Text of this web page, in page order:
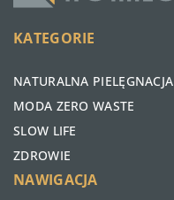
KATEGORIE
NATURALNA PIELĘGNACJA
MODA ZERO WASTE
SLOW LIFE
ZDROWIE
NAWIGACJA